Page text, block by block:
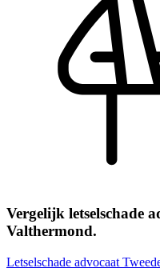
Vergelijk letselschade
Valthermond.
Letselschade advocaat